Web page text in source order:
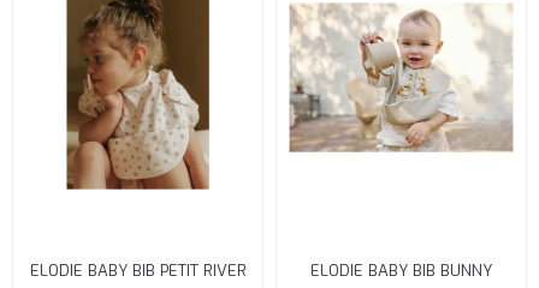
ELODIE BABY BIB PETIT RIVER
ELODIE BABY BIB BUNNY